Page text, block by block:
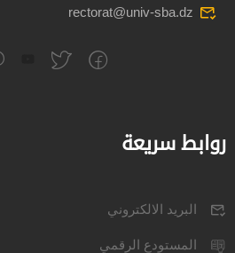
rectorat@univ-sba.dz
روابط سريعة
البريد الالكتروني
المستودع الرقمي